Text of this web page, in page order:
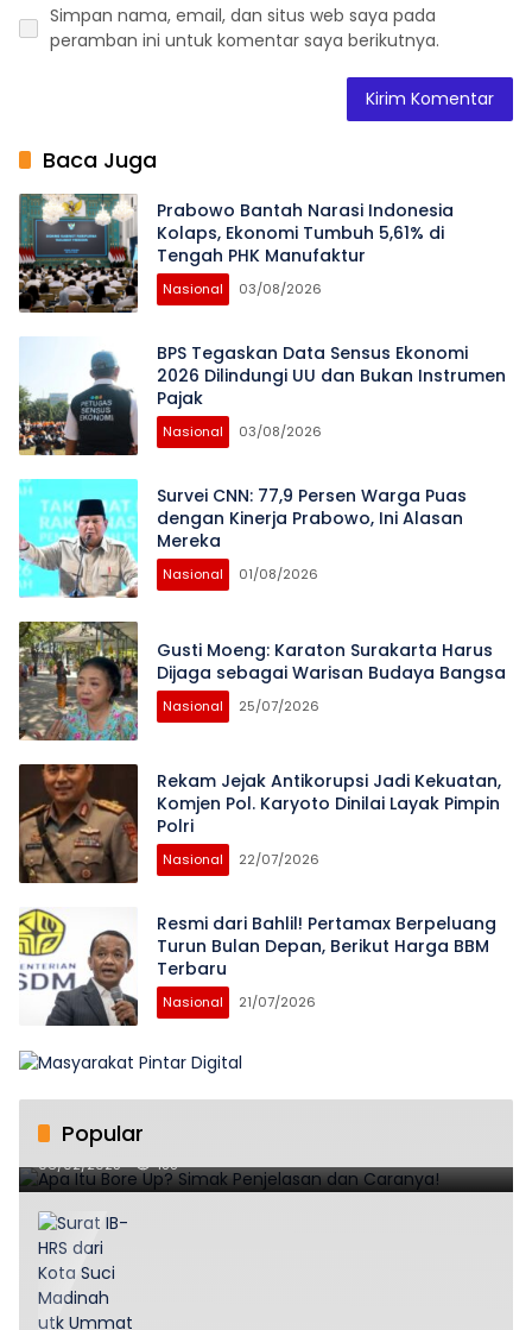
Simpan nama, email, dan situs web saya pada
peramban ini untuk komentar saya berikutnya.
Baca Juga
Prabowo Bantah Narasi Indonesia
Kolaps, Ekonomi Tumbuh 5,61% di
Tengah PHK Manufaktur
Nasional 03/08/2026
BPS Tegaskan Data Sensus Ekonomi
2026 Dilindungi UU dan Bukan Instrumen
Pajak
Nasional 03/08/2026
Survei CNN: 77,9 Persen Warga Puas
dengan Kinerja Prabowo, Ini Alasan
Mereka
Nasional 01/08/2026
Gusti Moeng: Karaton Surakarta Harus
Dijaga sebagai Warisan Budaya Bangsa
Nasional 25/07/2026
Rekam Jejak Antikorupsi Jadi Kekuatan,
Komjen Pol. Karyoto Dinilai Layak Pimpin
Polri
Nasional 22/07/2026
Resmi dari Bahlil! Pertamax Berpeluang
Turun Bulan Depan, Berikut Harga BBM
Terbaru
Nasional 21/07/2026
Popular
Apa Itu Bore Up? Simak Penjelasan dan Caranya!
06/02/2025 188